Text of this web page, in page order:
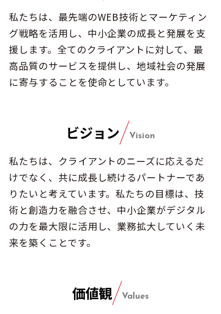
私たちは、最先端のWEB技術とマーケティン
グ戦略を活用し、中小企業の成長と発展を支
援します。全てのクライアントに対して、最
高品質のサービスを提供し、地域社会の発展
に寄与することを使命としています。
ビジョン Vision
私たちは、クライアントのニーズに応えるだ
けでなく、共に成長し続けるパートナーであ
りたいと考えています。私たちの目標は、技
術と創造力を融合させ、中小企業がデジタル
の力を最大限に活用し、業務拡大していく未
来を築くことです。
価値観 Values